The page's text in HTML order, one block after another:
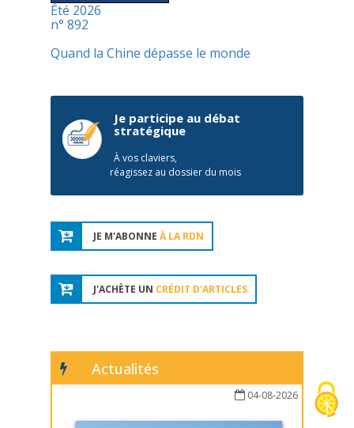
Été 2026
n° 892
Quand la Chine dépasse le monde
Je participe au débat
stratégique
À vos claviers,
réagissez au dossier du mois
JE M'ABONNE À LA RDN
J'ACHÈTE UN CRÉDIT D'ARTICLES
Actualités
04-08-2026